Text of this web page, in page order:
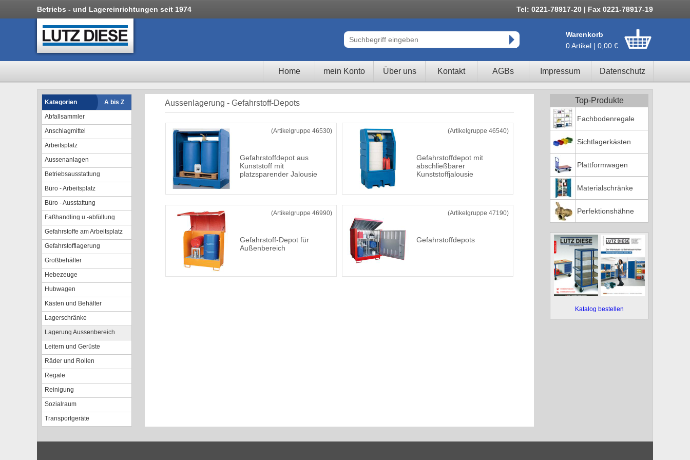
Betriebs - und Lagereinrichtungen seit 1974 Tel: 0221-78917-20 | Fax 0221-78917-19
Warenkorb
0 Artikel | 0,00 €
Home mein Konto Über uns Kontakt AGBs Impressum Datenschutz
Kategorien
A bis Z
Abfallsammler
Anschlagmittel
Arbeitsplatz
Aussenanlagen
Betriebsausstattung
Büro - Arbeitsplatz
Büro - Ausstattung
Faßhandling u.-abfüllung
Gefahrstoffe am Arbeitsplatz
Gefahrstofflagerung
Großbehälter
Hebezeuge
Hubwagen
Kästen und Behälter
Lagerschränke
Lagerung Aussenbereich
Leitern und Gerüste
Räder und Rollen
Regale
Reinigung
Sozialraum
Transportgeräte
Aussenlagerung - Gefahrstoff-Depots
(Artikelgruppe 46530)
Gefahrstoffdepot aus
Kunststoff mit
platzsparender Jalousie
(Artikelgruppe 46540)
Gefahrstoffdepot mit
abschließbarer
Kunststoffjalousie
(Artikelgruppe 46990)
Gefahrstoff-Depot für
Außenbereich
(Artikelgruppe 47190)
Gefahrstoffdepots
Top-Produkte
Fachbodenregale
Sichtlagerkästen
Plattformwagen
Materialschränke
Perfektionshähne
Katalog bestellen